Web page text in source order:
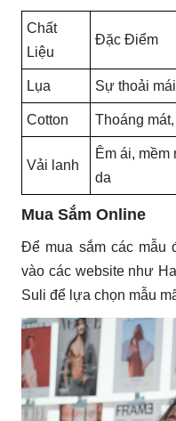
Chất
Liệu
Đặc Điểm
Lụa Sự thoải
Cotton Thoáng
Vải lanh
Êm ái, mềm
da
Mua Sắm Online
Để mua sắm các mẫu
vào các website như
Suli để lựa chọn mẫu